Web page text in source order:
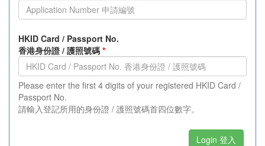
HKID Card / Passport No.
香港身份證 / 護照號碼 *
Please enter the first 4 digits of your registered HKID Card /
Passport No.
請輸入登記所用的身份證 / 護照號碼首四位數字。
Login 登入